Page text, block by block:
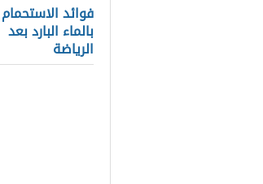
فوائد الاستحمام
بالماء البارد بعد
الرياضة